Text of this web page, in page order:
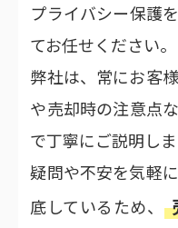
プライバシー保護
てお任せください。
弊社は、常にお客
や売却時の注意点
で丁寧にご説明しま
疑問や不安を気軽
底しているため、